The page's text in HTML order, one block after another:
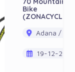
Bike
(ZONACYCLES)
Adana /
19-12-2025